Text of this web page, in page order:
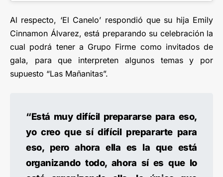
Al respecto, ‘El Canelo’ respondió que su hija Emily
Cinnamon Álvarez, está preparando su celebración la
cual podrá tener a Grupo Firme como invitados de
gala, para que interpreten algunos temas y por
supuesto “Las Mañanitas”.
“Está muy difícil prepararse para eso,
yo creo que sí difícil prepararte para
eso, pero ahora ella es la que está
organizando todo, ahora sí es que lo